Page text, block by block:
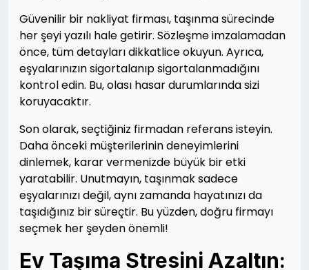
Güvenilir bir nakliyat firması, taşınma sürecinde
her şeyi yazılı hale getirir. Sözleşme imzalamadan
önce, tüm detayları dikkatlice okuyun. Ayrıca,
eşyalarınızın sigortalanıp sigortalanmadığını
kontrol edin. Bu, olası hasar durumlarında sizi
koruyacaktır.
Son olarak, seçtiğiniz firmadan referans isteyin.
Daha önceki müşterilerinin deneyimlerini
dinlemek, karar vermenizde büyük bir etki
yaratabilir. Unutmayın, taşınmak sadece
eşyalarınızı değil, aynı zamanda hayatınızı da
taşıdığınız bir süreçtir. Bu yüzden, doğru firmayı
seçmek her şeyden önemli!
Ev Taşıma Stresini Azaltın: